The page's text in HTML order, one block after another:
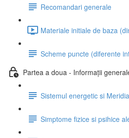
Recomandari generale
Materiale initiale de baza
Scheme puncte (diferente
Partea a doua - Informații
Sistemul energetic si
Simptome fizice si psihice